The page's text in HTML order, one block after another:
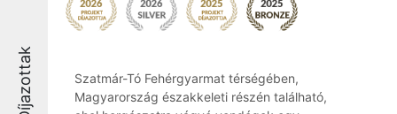
Díjazottak
Szatmár-Tó Fehérgyarmat térségében,
Magyarország északkeleti részén található,